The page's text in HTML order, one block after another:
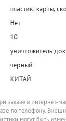
пластик. карты,
Нет
10
уничтожитель
черный
КИТАЙ
заказе в интернет-
по телефону.
могут быть